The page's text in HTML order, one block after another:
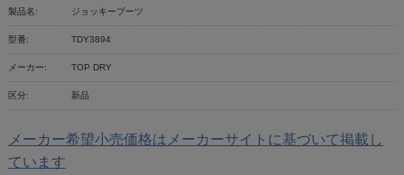
製品名: ジョッキーブーツ
型番: TDY3894
メーカー: TOP DRY
区分: 新品
メーカー希望小売価格はメーカーサイトに基づいて掲載し
ています